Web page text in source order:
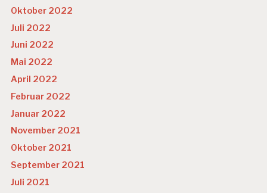
Oktober 2022
Juli 2022
Juni 2022
Mai 2022
April 2022
Februar 2022
Januar 2022
November 2021
Oktober 2021
September 2021
Juli 2021